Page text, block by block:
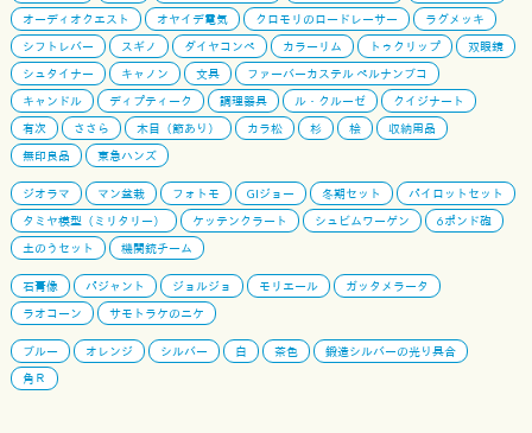
オーディオクエスト
オヤイデ電気 クロモリのロードレーサー
ラグメッキ
シフトレバー
スギノ ダイヤコンペ カラーリム トゥクリップ
双眼鏡
シュタイナー
キャノン 文具
ファーバーカステル ペルナンブコ
キャンドル
ディプティーク 調理器具 ル・クルーゼ
クイジナート
有次
ささら 木目（節あり） カラ松 杉 桧
収納用品
無印良品
東急ハンズ
ジオラマ マン盆栽 フォトモ GIジョー 冬期セット
パイロットセット
タミヤ模型（ミリタリー）
ケッテンクラート シュビムワーゲン
6ポンド砲
土のうセット
機関銃チーム
石膏像 パジャント ジョルジョ モリエール
ガッタメラータ
ラオコーン
サモトラケのニケ
ブルー オレンジ シルバー 白 茶色
鍛造シルバーの光り具合
角Ｒ